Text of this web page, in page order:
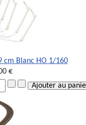
cm Blanc HO 1/160
€